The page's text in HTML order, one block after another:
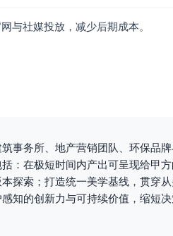
与社媒投放，减少后期成本。
事务所、地产营销团队、环保品
：在极短时间内产出可呈现给甲
探索；打造统一美学基线，贯穿
知的创新力与可持续价值，缩短